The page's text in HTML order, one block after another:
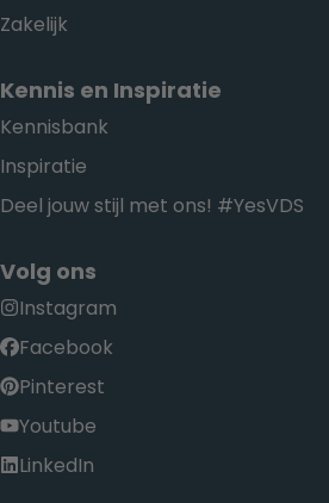
Zakelijk
Kennis en Inspiratie
Kennisbank
Inspiratie
Deel jouw stijl met ons! #YesVDS
Volg ons
Instagram
Facebook
Pinterest
Youtube
LinkedIn